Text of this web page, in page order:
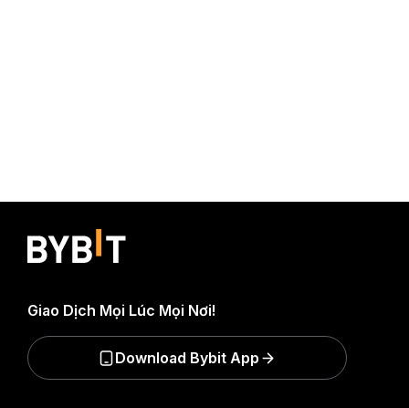
Giao Dịch Mọi Lúc Mọi Nơi!
Download Bybit App